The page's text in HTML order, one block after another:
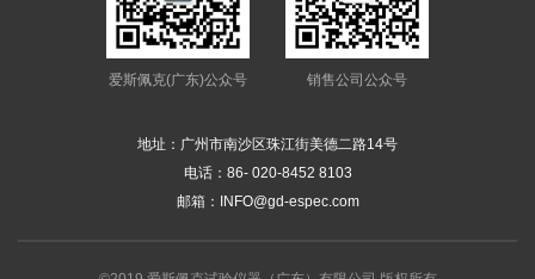
爱斯佩克(广东)公众号 销售公司公众号
地址：广州市南沙区珠江街美德二路14号
电话： 86- 020-8452 8103
邮箱： INFO@gd-espec.com